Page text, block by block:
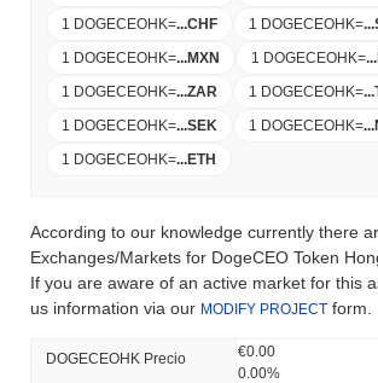
1 DOGECEOHK=...CHF 1 DOGECEOHK=...
1 DOGECEOHK=...MXN 1 DOGECEOHK=...
1 DOGECEOHK=...ZAR 1 DOGECEOHK=...
1 DOGECEOHK=...SEK 1 DOGECEOHK=...
1 DOGECEOHK=...ETH
According to our knowledge currently there
Exchanges/Markets for DogeCEO Token
If you are aware of an active market for this
us information via our MODIFY PROJECT form.
DOGECEOHK Precio
€0.00
0.00%